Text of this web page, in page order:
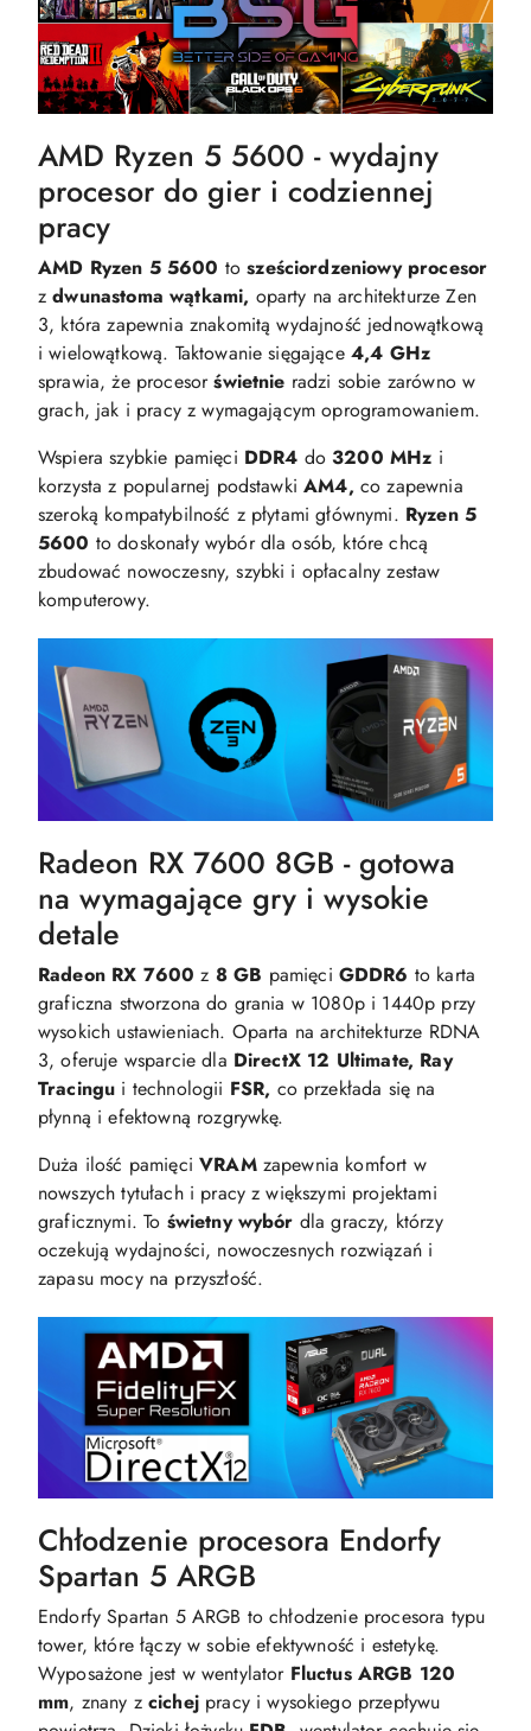
AMD Ryzen 5 5600 - wydajny
procesor do gier i codziennej
pracy
AMD Ryzen 5 5600 tosześciordzeniowy procesor
zdwunastoma wątkami, oparty na architekturze Zen
3, która zapewnia znakomitą wydajność jednowątkową
i wielowątkową. Taktowanie sięgające 4,4 GHz
sprawia, że procesorświetnie radzi sobie zarówno w
grach, jak i pracy z wymagającym oprogramowaniem.
Wspiera szybkie pamięci DDR4 do3200 MHz i
korzysta z popularnej podstawkiAM4, co zapewnia
szeroką kompatybilność z płytami głównymi. Ryzen 5
5600 to doskonały wybór dla osób, które chcą
zbudować nowoczesny, szybki i opłacalny zestaw
komputerowy.
Radeon RX 7600 8GB - gotowa
na wymagające gry i wysokie
detale
Radeon RX 7600z 8 GB pamięci GDDR6 to karta
graficzna stworzona do grania w 1080p i 1440p przy
wysokich ustawieniach. Oparta na architekturze RDNA
3, oferuje wsparcie dla DirectX 12 Ultimate, Ray
Tracingu i technologii FSR, co przekłada się na
płynną i efektowną rozgrywkę.
Duża ilość pamięciVRAMzapewnia komfort w
nowszych tytułach i pracy z większymi projektami
graficznymi. To świetny wybór dla graczy, którzy
oczekują wydajności, nowoczesnych rozwiązań i
zapasu mocy na przyszłość.
Chłodzenie procesora Endorfy
Spartan 5 ARGB
Endorfy Spartan 5 ARGB to chłodzenie procesora typu
tower, które łączy w sobie efektywność i estetykę.
Wyposażone jest w wentylator Fluctus ARGB 120
mm, znany z cichejpracy i wysokiego przepływu